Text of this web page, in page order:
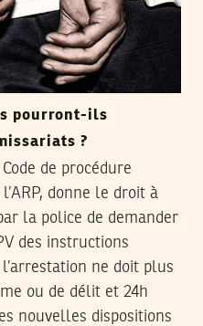
pourront-ils
?
de procédure
donne le droit à
la police de demander
des instructions
ne doit plus
ou de délit et 24h
nouvelles dispositions